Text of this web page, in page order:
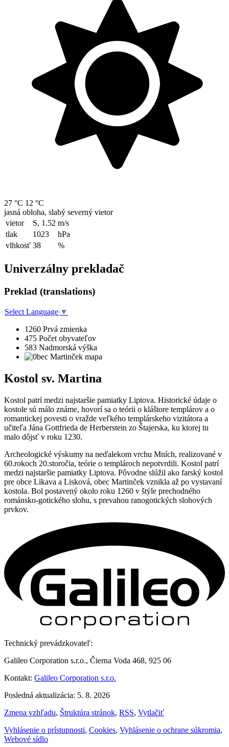
27 °C 12 °C
jasná obloha, slabý severný vietor
vietor
S, 1.52 m/s
tlak
1023
hPa
vlhkosť 38 %
Univerzálny prekladač
Preklad (translations)
Select Language ▼
1260 Prvá zmienka
475 Počet obyvateľov
583 Nadmorská výška
Kostol sv. Martina
Kostol patrí medzi najstaršie pamiatky Liptova. Historické údaje o
kostole sú málo známe, hovorí sa o teórii o kláštore templárov a o
romantickej povesti o vražde veľkého templárskeho vizitátora a
učiteľa Jána Gottfrieda de Herberstein zo Štajerska, ku ktorej tu
malo dôjsť v roku 1230.
Archeologické výskumy na neďalekom vrchu Mních, realizované v
60.rokoch 20.storočia, teórie o templároch nepotvrdili. Kostol patrí
medzi najstaršie pamiatky Liptova. Pôvodne slúžil ako farský kostol
pre obce Likava a Lisková, obec Martinček vznikla až po vystavaní
kostola. Bol postavený okolo roku 1260 v štýle prechodného
románsko-gotického slohu, s prevahou ranogotických slohových
prvkov.
Technický prevádzkovateľ:
Galileo Corporation s.r.o., Čierna Voda 468, 925 06
Kontakt: Galileo Corporation s.r.o.
Posledná aktualizácia: 5. 8. 2026
Zmena vzhľadu, Štruktúra stránok, RSS, Vytlačiť
Vyhlásenie o prístupnosti, Cookies, Vyhlásenie o ochrane súkromia,
Webové sídlo